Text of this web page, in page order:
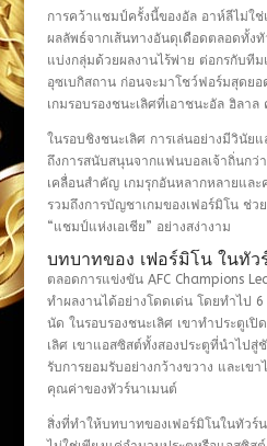
การคว้าแชมป์ครั้งนี้ของอัล อาห์ลีไม่ใ
ผลลัพธ์จากเส้นทางอันดุเดือดตลอดทั้ง
แบ่งกลุ่มด้วยผลงานไร้พ่าย ต่อกรกับที
อุซเบกิสถาน ก่อนจะมาโชว์ฟอร์มสุดยอ
เกมรอบรองชนะเลิศที่เอาชนะอัล ฮิลา
ในรอบชิงชนะเลิศ การเล่นอย่างมีวินัย
ถึงการสนับสนุนจากแฟนบอลเจ้าถิ่นกว่
เคลื่อนสำคัญ เกมรุกอันหลากหลายแล
รวมถึงการบัญชาเกมของเฟอร์มิโน ช่ว
“แชมป์แห่งเอเชีย” อย่างสง่างาม
บทบาทของ เฟอร์มิโน ในทัว
ตลอดการแข่งขัน AFC Champions
ทำผลงานได้อย่างโดดเด่น โดยทำไป
นัด ในรอบรองชนะเลิศ เขาทำประตูเ
เลิศ เขาแอสซิสต์ทั้งสองประตูที่นำไปสู่
รับการยอมรับอย่างกว้างขวาง และเขา
คุณค่าของทัวร์นาเมนต์
สิ่งที่ทำให้บทบาทของเฟอร์มิโนในทัวร์